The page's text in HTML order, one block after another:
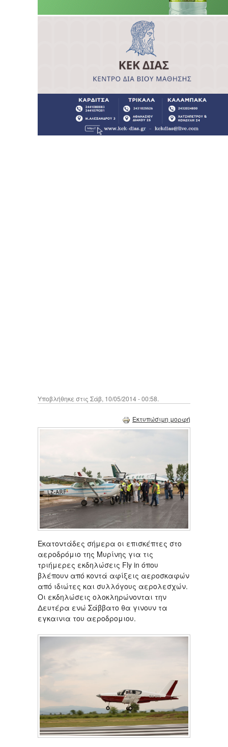
Υποβλήθηκε στις Σάβ, 10/05/2014 - 00:58.
Εκτυπώσιμη μορφή
Εκατοντάδες σήμερα οι επισκέπτες στο
αεροδρόμιο της Μυρίνης για τις
τριήμερες εκδηλώσεις Fly in όπου
βλέπουν από κοντά αφίξεις αεροσκαφών
από ιδιώτες και συλλόγους αερολεσχών.
Οι εκδηλώσεις ολοκληρώνονται την
Δευτέρα ενώ Σάββατο θα γινουν τα
εγκαινια του αεροδρομιου.